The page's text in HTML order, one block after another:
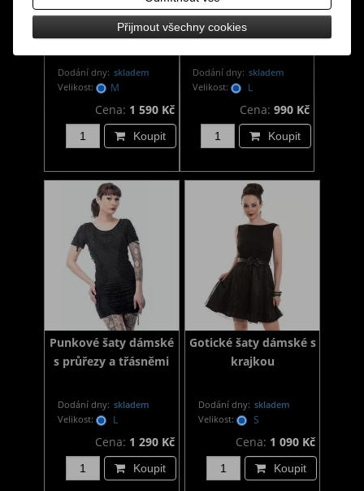
Rockabilly šaty
dámské krajkové Ellie
Dodání dny: skladem
Velikost:
M
Cena: 1 590 Kč
Koupit
Gotické šaty dámské
černé Mandy
Dodání dny: skladem
Velikost:
L
Cena:990 Kč
Koupit
Punkové šaty dámské
s průřezy a třásněmi
Dodání dny: skladem
Velikost:
L
Cena: 1 290 Kč
Koupit
Gotické šaty dámské s
krajkou
Dodání dny: skladem
Velikost:
S
Cena: 1 090 Kč
Koupit
Přijmout všechny cookies